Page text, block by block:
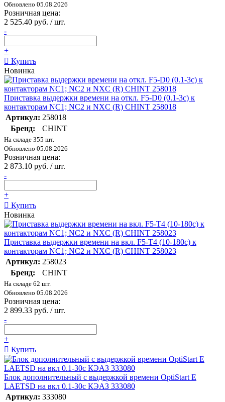
Обновлено 05.08.2026
Розничная цена:
2 525.40 руб. / шт.
-
+
Купить
Новинка
Приставка выдержки времени на откл. F5-D0 (0.1-3с) к
контакторам NC1; NC2 и NXC (R) CHINT 258018
Артикул: 258018
Бренд:
CHINT
На складе 355 шт.
Обновлено 05.08.2026
Розничная цена:
2 873.10 руб. / шт.
-
+
Купить
Новинка
Приставка выдержки времени на вкл. F5-T4 (10-180с) к
контакторам NC1; NC2 и NXC (R) CHINT 258023
Артикул: 258023
Бренд:
CHINT
На складе 62 шт.
Обновлено 05.08.2026
Розничная цена:
2 899.33 руб. / шт.
-
+
Купить
Блок дополнительный с выдержкой времени OptiStart E
LAETSD на вкл 0.1-30с КЭАЗ 333080
Артикул: 333080